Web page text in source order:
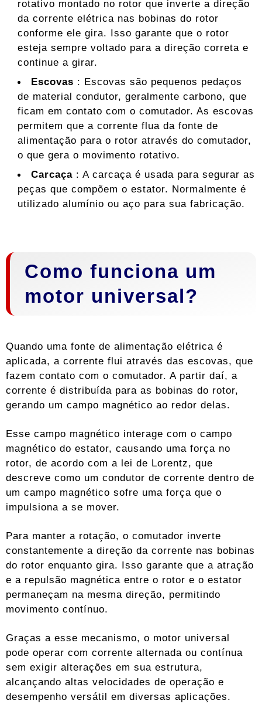
rotativo montado no rotor que inverte a direção
da corrente elétrica nas bobinas do rotor
conforme ele gira. Isso garante que o rotor
esteja sempre voltado para a direção correta e
continue a girar.
Escovas : Escovas são pequenos pedaços
de material condutor, geralmente carbono, que
ficam em contato com o comutador. As escovas
permitem que a corrente flua da fonte de
alimentação para o rotor através do comutador,
o que gera o movimento rotativo.
Carcaça : A carcaça é usada para segurar as
peças que compõem o estator. Normalmente é
utilizado alumínio ou aço para sua fabricação.
Como funciona um
motor universal?
Quando uma fonte de alimentação elétrica é
aplicada, a corrente flui através das escovas, que
fazem contato com o comutador. A partir daí, a
corrente é distribuída para as bobinas do rotor,
gerando um campo magnético ao redor delas.
Esse campo magnético interage com o campo
magnético do estator, causando uma força no
rotor, de acordo com a lei de Lorentz, que
descreve como um condutor de corrente dentro de
um campo magnético sofre uma força que o
impulsiona a se mover.
Para manter a rotação, o comutador inverte
constantemente a direção da corrente nas bobinas
do rotor enquanto gira. Isso garante que a atração
e a repulsão magnética entre o rotor e o estator
permaneçam na mesma direção, permitindo
movimento contínuo.
Graças a esse mecanismo, o motor universal
pode operar com corrente alternada ou contínua
sem exigir alterações em sua estrutura,
alcançando altas velocidades de operação e
desempenho versátil em diversas aplicações.